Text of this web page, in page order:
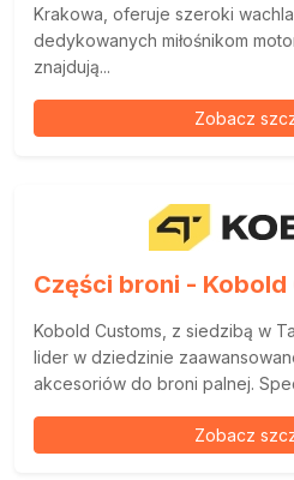
Krakowa, oferuje szeroki
dedykowanych miłośnikom
znajdują...
Zobacz
Części broni - Kobold
Kobold Customs, z siedzibą w
lider w dziedzinie
akcesoriów do broni palnej.
Zobacz